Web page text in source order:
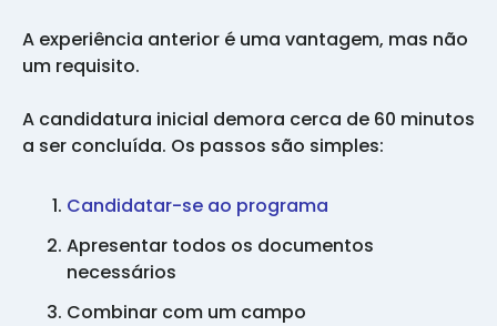
A experiência anterior é uma vantagem, mas não
um requisito.
A candidatura inicial demora cerca de 60 minutos
a ser concluída. Os passos são simples:
Candidatar-se ao programa
Apresentar todos os documentos
necessários
Combinar com um campo